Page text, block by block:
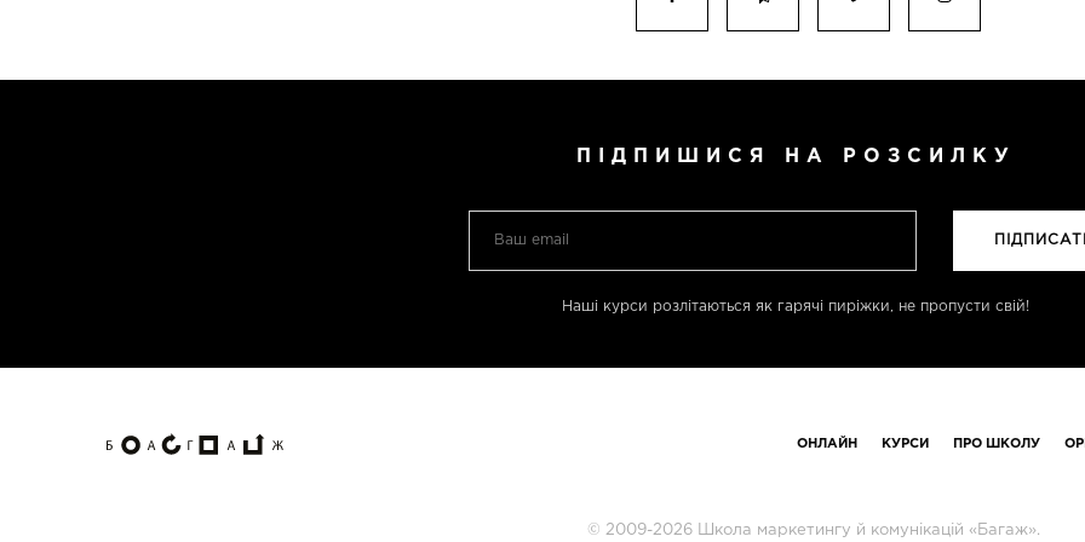
ПІДПИШИСЯ НА РОЗСИЛКУ
Наші курси розлітаються як гарячі пиріжки, не пропусти свій!
ОНЛАЙН КУРСИ ПРО ШКОЛУ
© 2009-2026 Школа маркетингу й комунікацій «Багаж».